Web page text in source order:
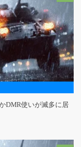
DMR使いが滅多に居